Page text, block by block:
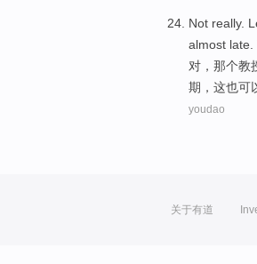
Not really.
almost late.
对， 那个教
期 ， 这也可
youdao
关于有道